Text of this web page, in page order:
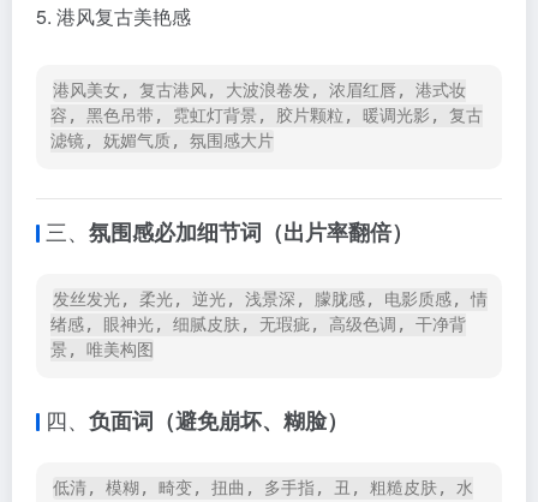
5. 港风复古美艳感
港风美女, 复古港风, 大波浪卷发, 浓眉红唇, 港式妆
容, 黑色吊带, 霓虹灯背景, 胶片颗粒, 暖调光影, 复古
滤镜, 妩媚气质, 氛围感大片
三、 氛围感必加细节词（出片率翻倍）
发丝发光, 柔光, 逆光, 浅景深, 朦胧感, 电影质感, 情
绪感, 眼神光, 细腻皮肤, 无瑕疵, 高级色调, 干净背
景, 唯美构图
四、 负面词（避免崩坏、糊脸）
低清, 模糊, 畸变, 扭曲, 多手指, 丑, 粗糙皮肤, 水